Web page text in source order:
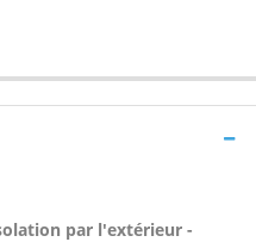
par l'extérieur -